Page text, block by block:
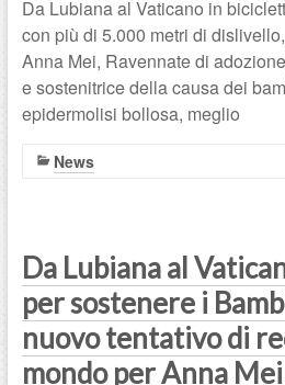
Da Lubiana al Vaticano in
con più di 5.000 metri di
Anna Mei, Ravennate di
e sostenitrice della causa dei
epidermolisi bollosa, meglio
News
Da Lubiana al
per sostenere i
nuovo tentativo di
mondo per Anna Mei